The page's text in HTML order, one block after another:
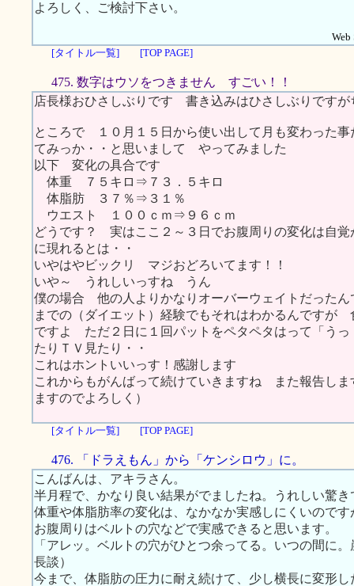
よろしく、ご検討下さい。
Web
[タイトル一覧]
[TOP PAGE]
475. 数字はウソをつきません すごい！！
店長様おひさしぶりです 書き込みはひさしぶりです
ところで １０月１５日から使い出して月も変わった
てみっか・・と思いまして やってみました
以下 変化の具合です
体重 ７５キロ⇒７３．５キロ
体脂肪 ３７％⇒３１％
ウエスト １００ｃｍ⇒９６ｃｍ
どうです？ 実はここ２～３日でお腹周りの変化は自
に現れるとは・・
いやはやビックリ マジおどろいてます！！
いや～ うれしいっすね うん
僕の場合 他の人よりかなりオーバーウェイトだった
までの（ダイエット）経験でもそれはわかるんですが
ですよ ただ２日に１回パットをペタペタはって「うっ
たりＴＶ見たり・・
これはホントいいっす！感謝します
これからもがんばって続けていきますね また報告し
ますのでよろしく）
[タイトル一覧] [TOP PAGE]
476. 「ドラえもん」から「ケンシロウ」に。
こんばんは、アキラさん。
半月程で、かなり良い結果がでましたね。うれしい驚き
体重や体脂肪率の変化は、なかなか実感しにくいので
お腹周りはベルトの穴などで実感できると思います。
「アレッ。ベルトの穴がひとつ余ってる。いつの間に
長談）
今まで、体脂肪の圧力に耐え続けて、少し横長に変形